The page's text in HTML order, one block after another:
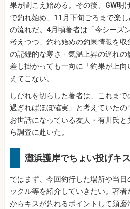
果が聞こえ始める。その後、GW明
で釣れ始め、11月下旬ごろまで楽
の流れだ。4月頃著者は「今シーズ
考えつつ、釣れ始めの釣果情報を
の記録的な寒さ・気温上昇の遅れ
差し掛かっても一向に「釣果が上向
えてこない。
しびれを切らした著者は、これま
過ぎればほぼ確実」と考えていた
お世話になっている友人・有川氏
ら調査に赴いた。
灘浜護岸でちょい投げキ
ではまず、今回釣行した場所や当日
ックル等を紹介していきたい。著
からキスが釣れるポイントして須